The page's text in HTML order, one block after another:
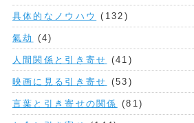
具体的なノウハウ (132)
氣劫 (4)
人間関係と引き寄せ (41)
映画に見る引き寄せ (53)
言葉と引き寄せの関係 (81)